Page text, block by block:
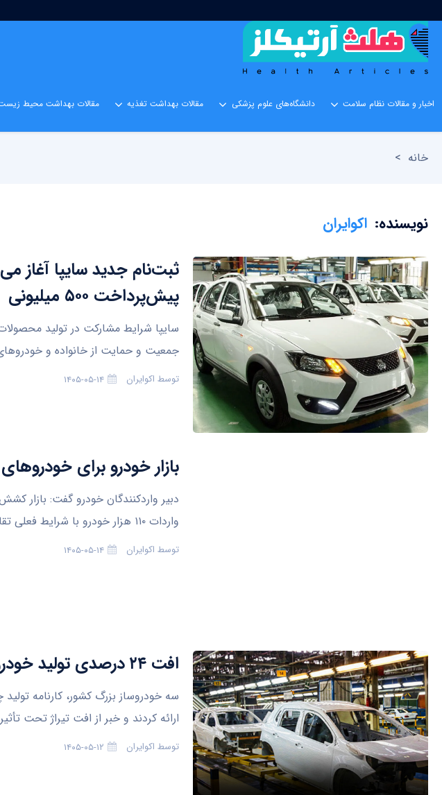
اخبار و مقالات نظام سلامت دانشگاه‌های علوم پزشکی مقالات بهداشت تغذیه مقالات بهداشت محیط
خانه >
نویسنده: اکوایران
پیش‌پرداخت ۵۰۰ میلیونی
سایپا شرایط مشارکت در تولید
جمعیت و حمایت از خانواده و
توسط اکوایران ۱۴۰۵-۰۵-۱۴
بازار خودرو برای خودروهای ۵-۱۰ میلیاردی آماده نیست!
واردات ۱۱۰ هزار خودرو با شرایط فعلی تقاضا امکان‌پذیر نیست
توسط اکوایران ۱۴۰۵-۰۵-۱۴
افت ۲۴ درصدی تولید خودرو در کشور
سه خودروساز بزرگ کشور، کارنامه
ارائه کردند و خبر از افت تیراژ تحت
توسط اکوایران ۱۴۰۵-۰۵-۱۲